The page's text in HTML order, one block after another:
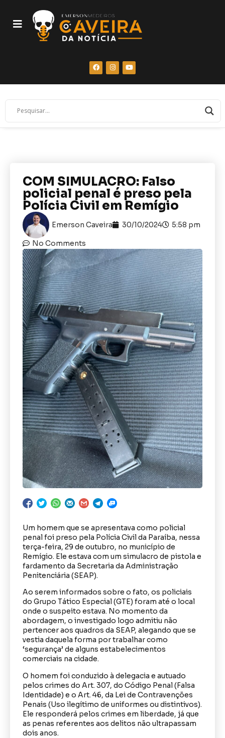
COM SIMULACRO: Falso
policial penal é preso pela
Polícia Civil em Remígio
Emerson Caveira 30/10/2024 5:58 pm
No Comments
Um homem que se apresentava como policial
penal foi preso pela Polícia Civil da Paraíba, nessa
terça-feira, 29 de outubro, no município de
Remígio. Ele estava com um simulacro de pistola e
fardamento da Secretaria da Administração
Penitenciária (SEAP).
Ao serem informados sobre o fato, os policiais
do Grupo Tático Especial (GTE) foram até o local
onde o suspeito estava. No momento da
abordagem, o investigado logo admitiu não
pertencer aos quadros da SEAP, alegando que se
vestia daquela forma por trabalhar como
‘segurança’ de alguns estabelecimentos
comerciais na cidade.
O homem foi conduzido à delegacia e autuado
pelos crimes do Art. 307, do Código Penal (Falsa
Identidade) e o Art. 46, da Lei de Contravenções
Penais (Uso ilegítimo de uniformes ou distintivos).
Ele responderá pelos crimes em liberdade, já que
as penas referentes aos delitos não ultrapassam
dois anos.